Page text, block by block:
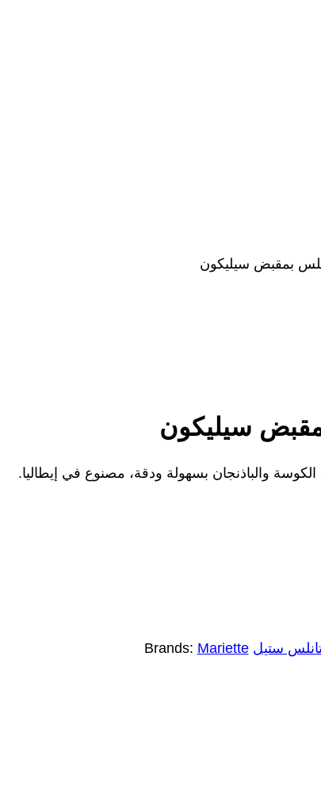
بمقبض سيليكون
سيليكون
والباذنجان بسهولة ودقة، مصنوع في إيطاليا.
ستيل Brands: Mariette